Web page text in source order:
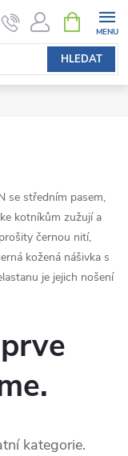
HLEDAT
NÁKUPNÍ
KOŠÍK
se středním pasem,
kotníkům zužují a
černou nití,
kožená nášivka s
je jejich nošení
kategorie.